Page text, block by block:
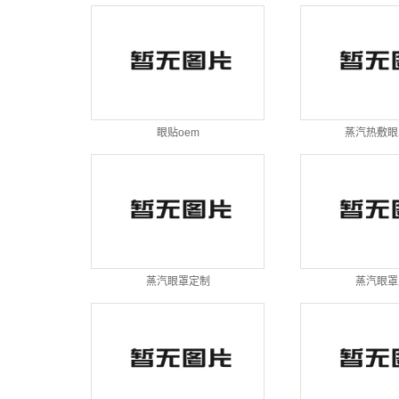
眼贴oem 蒸汽热敷
蒸汽眼罩定制 蒸汽眼